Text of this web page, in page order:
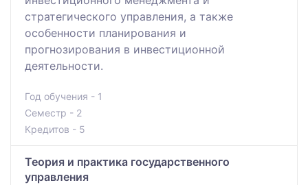
стратегического управления, а также
особенности планирования и
прогнозирования в инвестиционной
деятельности.
Год обучения - 1
Семестр - 2
Кредитов - 5
Теория и практика государственного
управления